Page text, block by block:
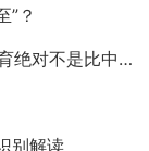
”？
不是比中国好
别解读